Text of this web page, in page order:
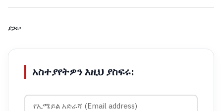
ያጋሩ፡
አስተያየትዎን እዚህ ያስፍሩ: